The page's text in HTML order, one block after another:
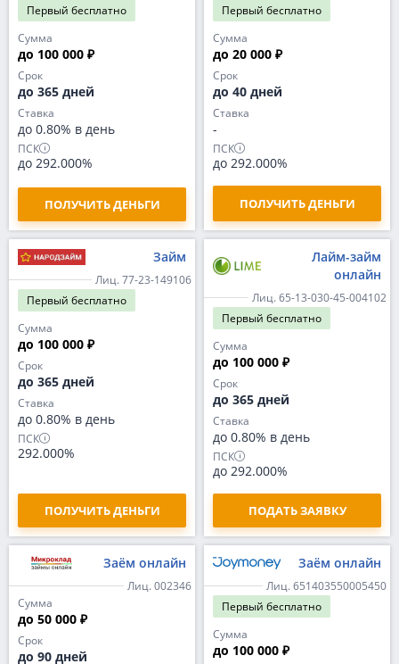
Первый бесплатно
Сумма
до 100 000 ₽
Срок
до 365 дней
Ставка
до 0.80% в день
ПСК
до 292.000%
ПОЛУЧИТЬ ДЕНЬГИ
Первый бесплатно
Сумма
до 20 000 ₽
Срок
до 40 дней
Ставка
-
ПСК
до 292.000%
ПОЛУЧИТЬ ДЕНЬГИ
Займ
Лиц. 77-23-149106
Первый бесплатно
Сумма
до 100 000 ₽
Срок
до 365 дней
Ставка
до 0.80% в день
ПСК
292.000%
ПОЛУЧИТЬ ДЕНЬГИ
Лайм-займ
онлайн
Лиц. 65-13-030-45-004102
Первый бесплатно
Сумма
до 100 000 ₽
Срок
до 365 дней
Ставка
до 0.80% в день
ПСК
до 292.000%
ПОДАТЬ ЗАЯВКУ
Заём онлайн
Лиц. 002346
Сумма
до 50 000 ₽
Срок
до 90 дней
Заём онлайн
Лиц. 651403550005450
Первый бесплатно
Сумма
до 100 000 ₽